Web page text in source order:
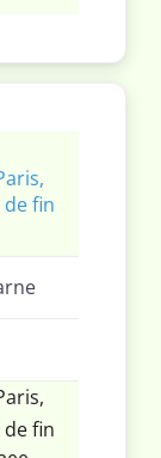
les
fin
fin